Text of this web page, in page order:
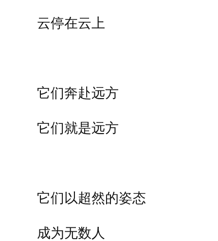
云停在云上
它们奔赴远方
它们就是远方
它们以超然的姿态
成为无数人